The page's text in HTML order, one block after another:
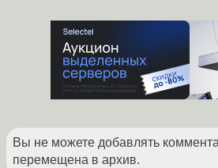
Вы не можете добавлять
перемещена в архив.